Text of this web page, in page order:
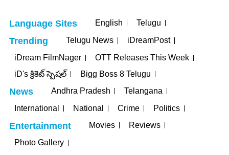
Language Sites English Telugu
Trending Telugu News
iDreamPost
iDream FilmNager
OTT Releases This Week
iD's క్రికెట్ స్పెషల్
Bigg Boss 8 Telugu
News Andhra Pradesh
Telangana
International
National Crime Politics
Entertainment Movies
Reviews
Photo Gallery